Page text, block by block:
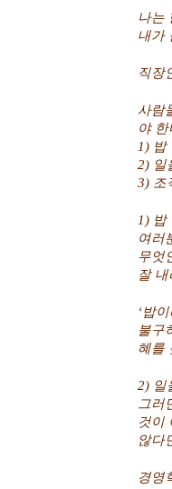
나는
내가
직장
사람
야 한
1) 밥
2) 일
3) 조
1) 밥
여러
무엇
잘
‘밥
불구
혜를
2) 일
그러
것이
않다
경영